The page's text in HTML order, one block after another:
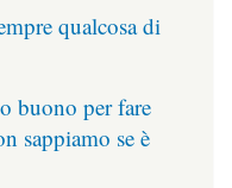
qualcosa di
buono per fare
sappiamo se è